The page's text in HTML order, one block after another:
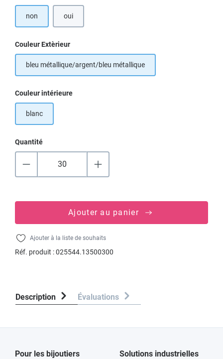
non oui
Sélectionnez
Couleur Extèrieur
bleu métallique/argent/bleu métallique
Sélectionnez
Couleur intérieure
blanc
Quantité
Ajouter au panier
Ajouter à la liste de souhaits
Réf. produit :025544.13500300
Description Évaluations
Pour les bijoutiers Solutions industrielles